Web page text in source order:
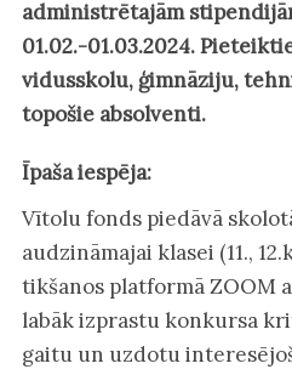
administrētajām
01.02.-01.03.2024.
vidusskolu, ģimnāziju,
topošie absolventi.
Īpaša iespēja:
Vītolu fonds piedāvā
audzināmajai klasei (11.,
tikšanos platformā ZOOM
labāk izprastu konkursa
gaitu un uzdotu